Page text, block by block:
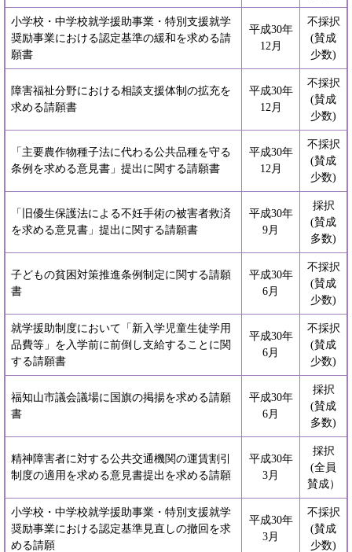
小学校・中学校就学援助事業・特別支援就学
奨励事業における認定基準の緩和を求める請
願書
平成30年
12月
不採択
(賛成
少数)
障害福祉分野における相談支援体制の拡充を
求める請願書
平成30年
12月
不採択
(賛成
少数)
「主要農作物種子法に代わる公共品種を守る
条例を求める意見書」提出に関する請願書
平成30年
12月
不採択
(賛成
少数)
「旧優生保護法による不妊手術の被害者救済
を求める意見書」提出に関する請願書
平成30年
9月
採択
(賛成
多数)
子どもの貧困対策推進条例制定に関する請願
書
平成30年
6月
不採択
(賛成
少数)
就学援助制度において「新入学児童生徒学用
品費等」を入学前に前倒し支給することに関
する請願書
平成30年
6月
不採択
(賛成
少数)
福知山市議会議場に国旗の掲揚を求める請願
書
平成30年
6月
採択
(賛成
多数)
精神障害者に対する公共交通機関の運賃割引
制度の適用を求める意見書提出を求める請願
平成30年
3月
採択
(全員
賛成）
小学校・中学校就学援助事業・特別支援就学
奨励事業における認定基準見直しの撤回を求
める請願
平成30年
3月
不採択
(賛成
少数)